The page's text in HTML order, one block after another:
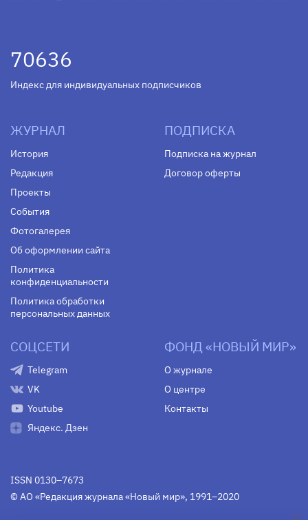
70636
Индекс для индивидуальных подписчиков
ЖУРНАЛ
История
Редакция
Проекты
События
Фотогалерея
Об оформлении сайта
Политика
конфиденциальности
Политика обработки
персональных данных
ПОДПИСКА
Подписка на журнал
Договор оферты
СОЦСЕТИ
Telegram
VK
Youtube
Яндекс. Дзен
ФОНД «НОВЫЙ МИР»
О журнале
О центре
Контакты
ISSN 0130–7673
© АО «Редакция журнала «Новый мир», 1991–2020